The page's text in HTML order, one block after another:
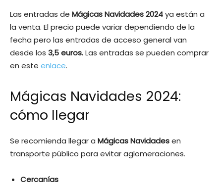
Las entradas de Mágicas Navidades 2024ya están a
la venta. El precio puede variar dependiendo de la
fecha pero las entradas de acceso general van
desde los 3,5 euros.Las entradas se pueden comprar
en este enlace.
Mágicas Navidades 2024:
cómo llegar
Se recomienda llegar a Mágicas Navidadesen
transporte público para evitar aglomeraciones.
Cercanías